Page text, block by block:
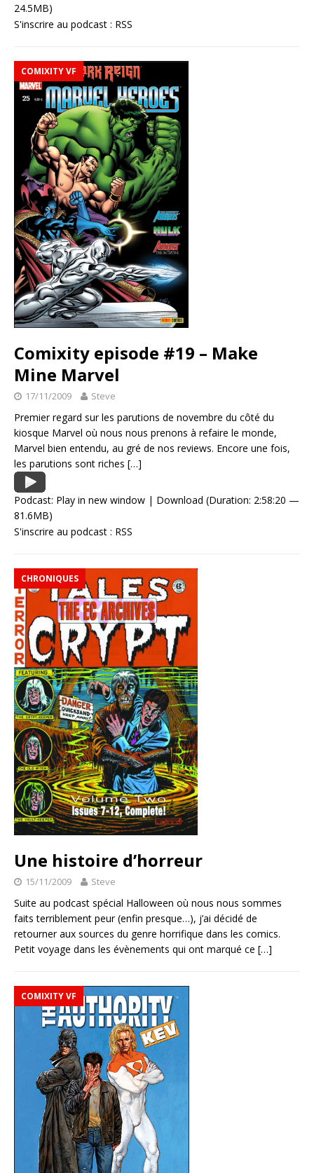
24.5MB)
S'inscrire au podcast : RSS
COMIXITY VF
Comixity episode #19 – Make
Mine Marvel
17/11/2009 Steve
Premier regard sur les parutions de novembre du côté du
kiosque Marvel où nous nous prenons à refaire le monde,
Marvel bien entendu, au gré de nos reviews. Encore une fois,
les parutions sont riches […]
Podcast: Play in new window | Download (Duration: 2:58:20 —
81.6MB)
S'inscrire au podcast : RSS
CHRONIQUES
Une histoire d’horreur
15/11/2009 Steve
Suite au podcast spécial Halloween où nous nous sommes
faits terriblement peur (enfin presque…), j’ai décidé de
retourner aux sources du genre horrifique dans les comics.
Petit voyage dans les évènements qui ont marqué ce […]
COMIXITY VF